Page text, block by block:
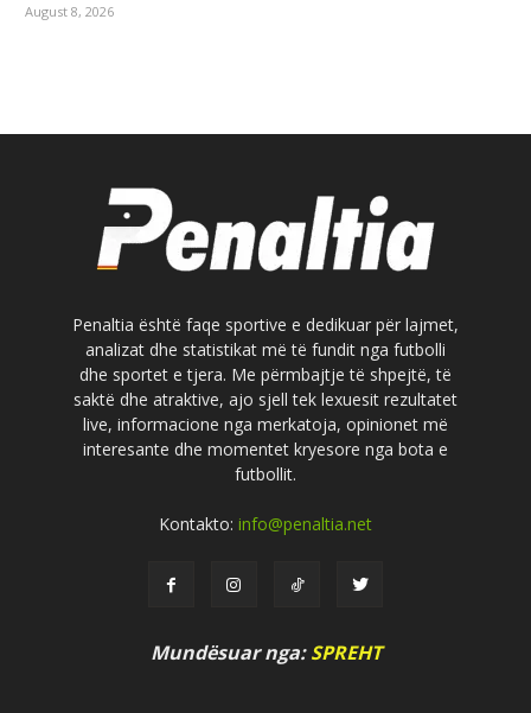
August 8, 2026
Penaltia është faqe sportive e dedikuar për lajmet,
analizat dhe statistikat më të fundit nga futbolli
dhe sportet e tjera. Me përmbajtje të shpejtë, të
saktë dhe atraktive, ajo sjell tek lexuesit rezultatet
live, informacione nga merkatoja, opinionet më
interesante dhe momentet kryesore nga bota e
futbollit.
Kontakto: info@penaltia.net
Mundësuar nga:SPREHT